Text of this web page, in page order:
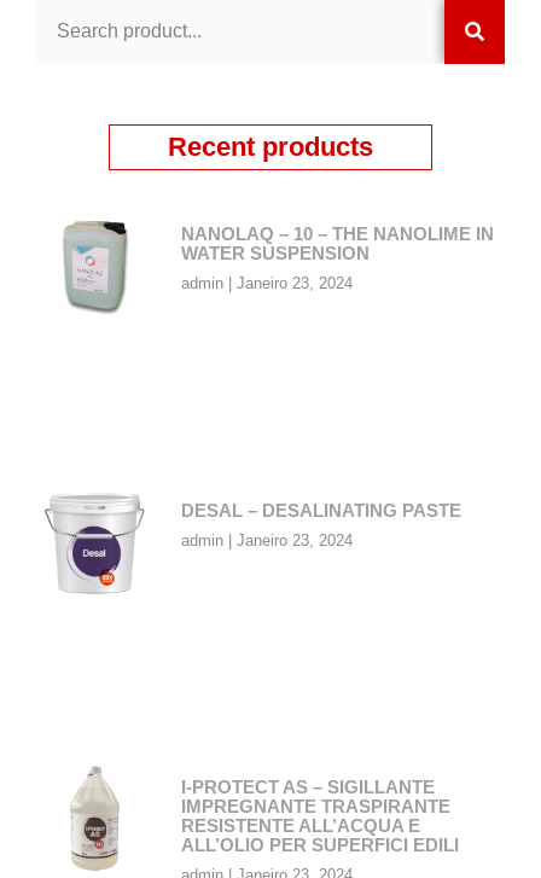
Recent products
NANOLAQ – 10 – THE NANOLIME IN
WATER SUSPENSION
admin Janeiro 23, 2024
DESAL – DESALINATING PASTE
admin Janeiro 23, 2024
I-PROTECT AS – SIGILLANTE
IMPREGNANTE TRASPIRANTE
RESISTENTE ALL’ACQUA E
ALL’OLIO PER SUPERFICI EDILI